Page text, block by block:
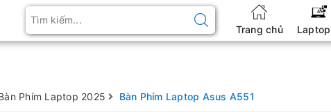
Trang chủ Laptop
Phím Laptop 2025 Bàn Phím Laptop Asus A551